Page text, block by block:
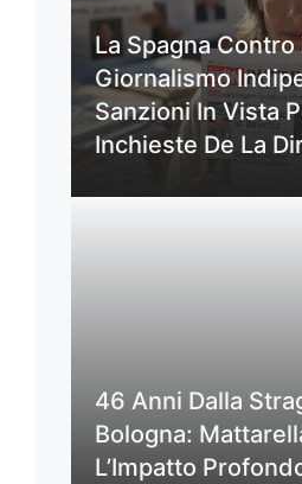
La Spagna Contro
Giornalismo
Sanzioni In Vista
Inchieste De La
46 Anni Dalla
Bologna:
L’Impatto